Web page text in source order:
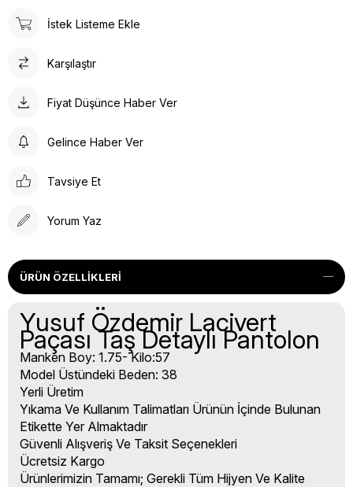
İstek Listeme Ekle
Karşılaştır
Fiyat Düşünce Haber Ver
Gelince Haber Ver
Tavsiye Et
Yorum Yaz
ÜRÜN ÖZELLIKLERI
Yusuf Özdemir Lacivert
Paçası Taş Detaylı Pantolon
Manken Boy: 1.75- Kilo:57
Model Üstündeki Beden: 38
Yerli Üretim
Yıkama Ve Kullanım Talimatları Ürünün İçinde Bulunan
Etikette Yer Almaktadır
Güvenli Alışveriş Ve Taksit Seçenekleri
Ücretsiz Kargo
Ürünlerimizin Tamamı; Gerekli Tüm Hijyen Ve Kalite